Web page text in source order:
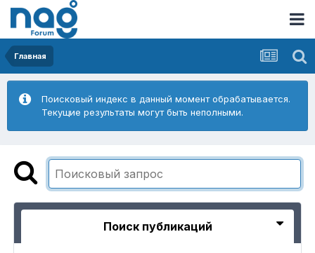
Главная
Поисковый индекс в данный момент обрабатывается.
Текущие результаты могут быть неполными.
Поиск публикаций